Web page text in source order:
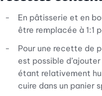
En pâtisserie et en
être remplacée à 1:1
Pour une recette de
est possible
étant relativement
cuire dans un panier